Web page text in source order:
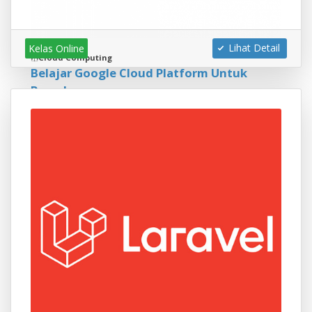
Cloud Computing
Belajar Google Cloud Platform Untuk
Pemula
menuju Google Cloud Digital Leader Certification
7 Siswa 6 Jam Dasar 15 Modul
Kelas Online Lihat Detail